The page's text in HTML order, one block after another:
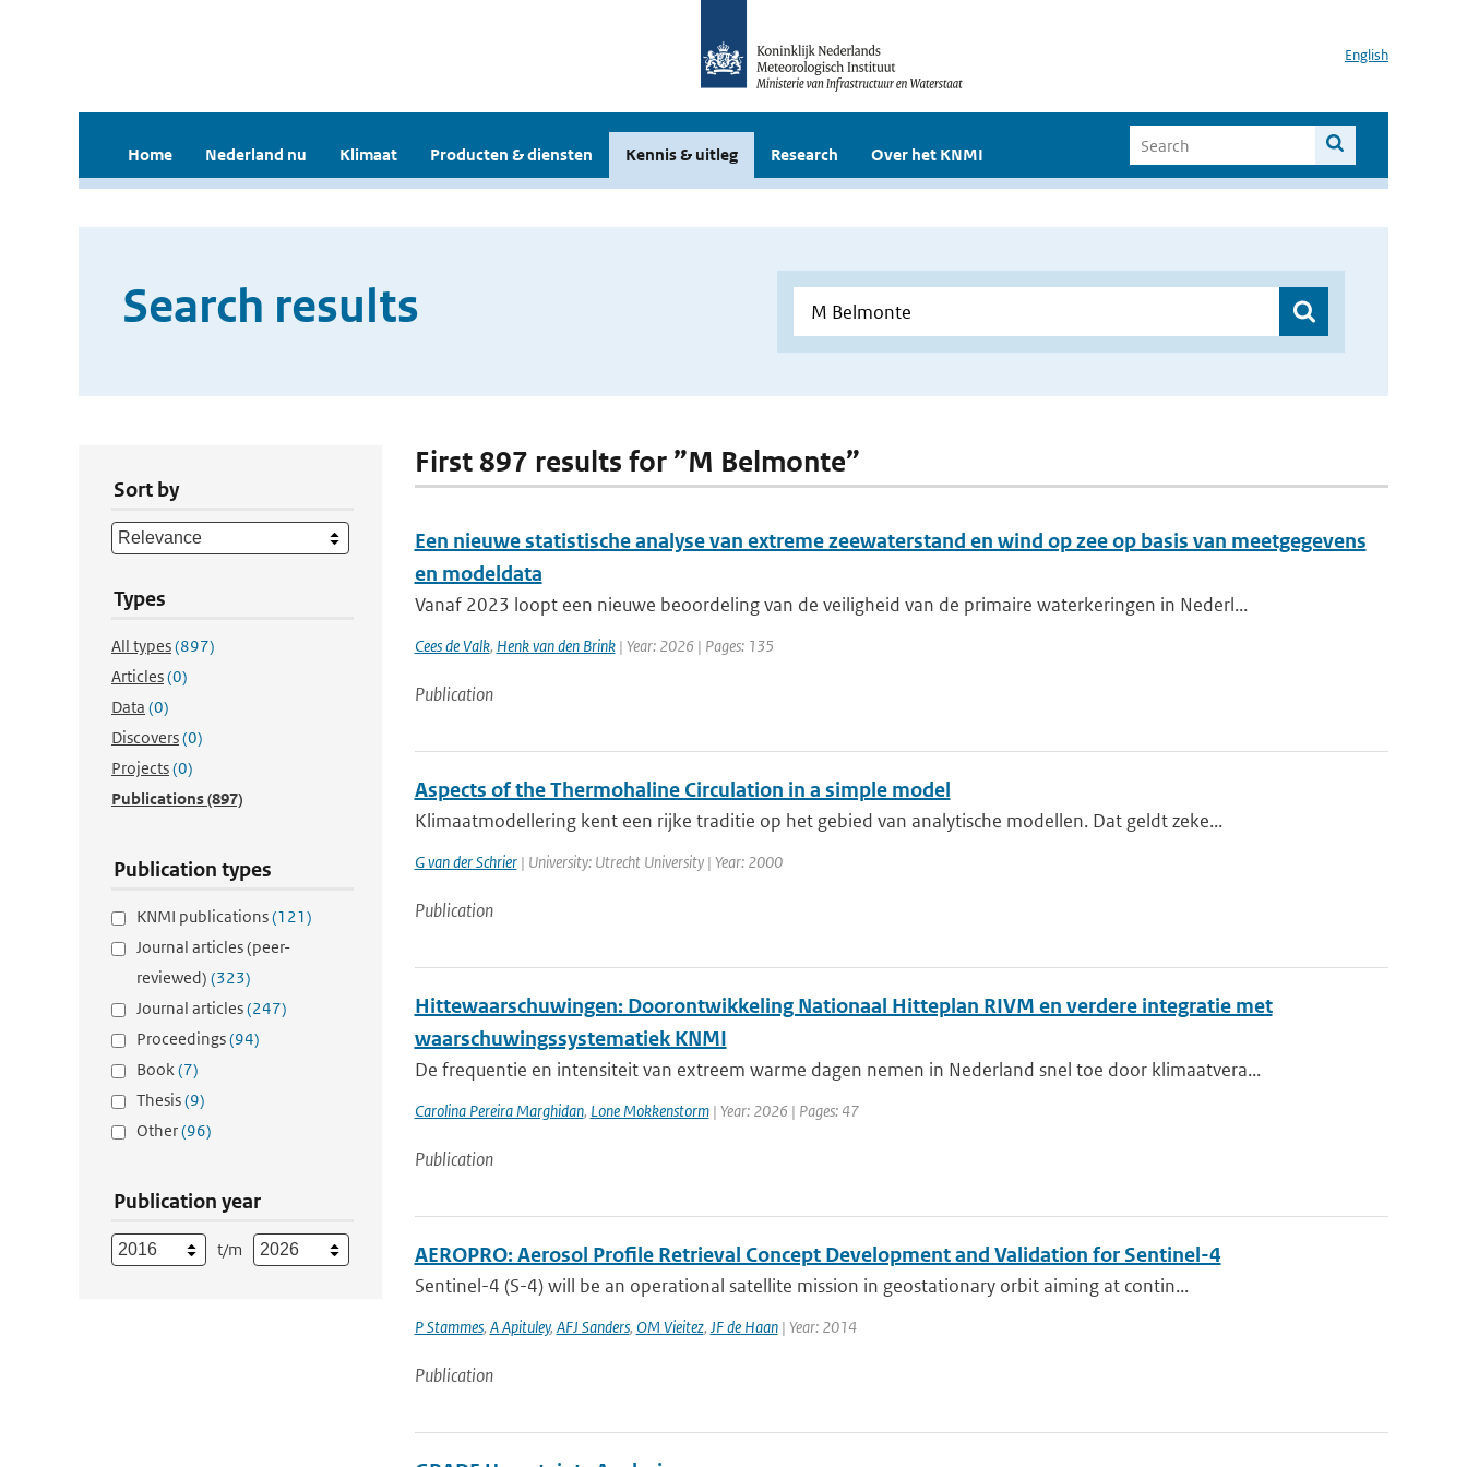
English
Home Nederland nu Klimaat Producten & diensten Kennis & uitleg Research Over het KNMI
Search results
Sort by
Types
All types(897)
Articles(0)
Data (0)
Discovers(0)
Projects(0)
Publications(897)
Publication types
KNMI publications(121)
Journal articles (peer-
reviewed) (323)
Journal articles(247)
Proceedings(94)
Book(7)
Thesis(9)
Other(96)
Publication year
t/m
First 897 results for ”M Belmonte”
Een nieuwe statistische analyse van extreme zeewaterstand en wind op zee op basis van meetgegevens
en modeldata
Vanaf 2023 loopt een nieuwe beoordeling van de veiligheid van de primaire waterkeringen in Nederl...
Cees de Valk, Henk van den Brink| Year: 2026 | Pages: 135
Publication
Aspects of the Thermohaline Circulation in a simple model
Klimaatmodellering kent een rijke traditie op het gebied van analytische modellen. Dat geldt zeke...
G van der Schrier| University: Utrecht University | Year: 2000
Publication
Hittewaarschuwingen: Doorontwikkeling Nationaal Hitteplan RIVM en verdere integratie met
waarschuwingssystematiek KNMI
De frequentie en intensiteit van extreem warme dagen nemen in Nederland snel toe door klimaatvera...
Carolina Pereira Marghidan, Lone Mokkenstorm| Year: 2026 | Pages: 47
Publication
AEROPRO: Aerosol Profile Retrieval Concept Development and Validation for Sentinel-4
Sentinel-4 (S-4) will be an operational satellite mission in geostationary orbit aiming at contin...
P Stammes, A Apituley, AFJ Sanders, OM Vieitez, JF de Haan| Year: 2014
Publication